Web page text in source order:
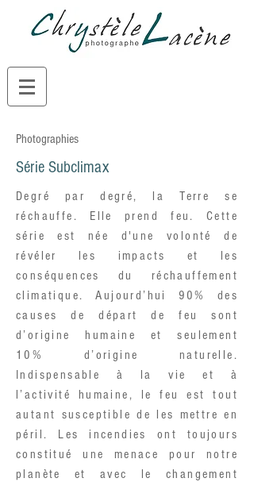
Photographies
Série Subclimax
Degré par degré, la Terre se
réchauffe. Elle prend feu. Cette
série est née d'une volonté de
révéler les impacts et les
conséquences du réchauffement
climatique. Aujourd’hui 90% des
causes de départ de feu sont
d’origine humaine et seulement
10% d’origine naturelle.
Indispensable à la vie et à
l’activité humaine, le feu est tout
autant susceptible de les mettre en
péril. Les incendies ont toujours
constitué une menace pour notre
planète et avec le changement